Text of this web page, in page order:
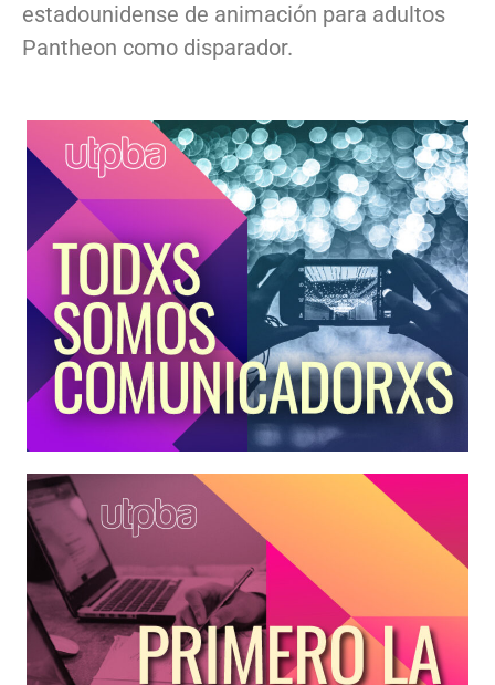
estadounidense de animación para adultos
Pantheon como disparador.